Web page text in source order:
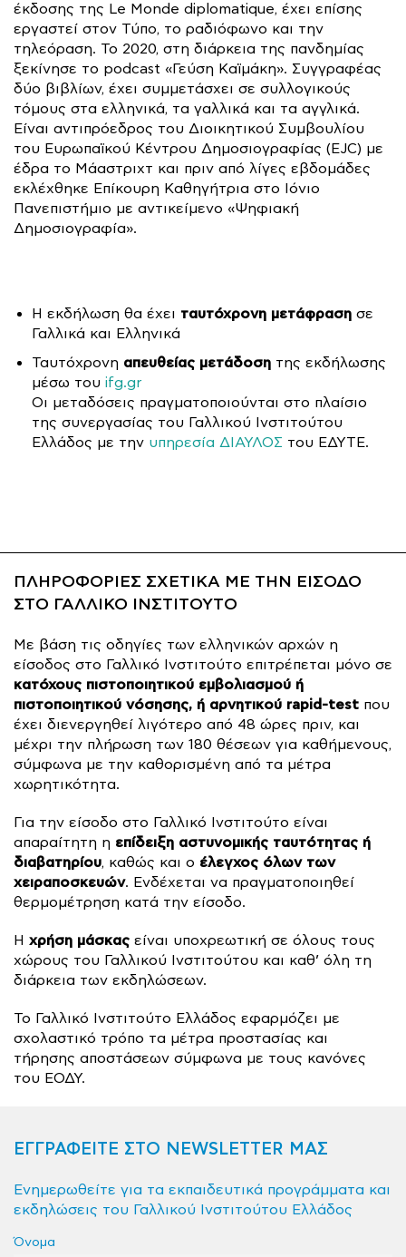
έκδοσης της Le Monde diplomatique, έχει επίσης
εργαστεί στον Τύπο, το ραδιόφωνο και την
τηλεόραση. To 2020, στη διάρκεια της πανδημίας
ξεκίνησε το podcast «Γεύση Καϊμάκη». Συγγραφέας
δύο βιβλίων, έχει συμμετάσχει σε συλλογικούς
τόμους στα ελληνικά, τα γαλλικά και τα αγγλικά.
Είναι αντιπρόεδρος του Διοικητικού Συμβουλίου
του Ευρωπαϊκού Κέντρου Δημοσιογραφίας (EJC) με
έδρα το Μάαστριχτ και πριν από λίγες εβδομάδες
εκλέχθηκε Επίκουρη Καθηγήτρια στο Ιόνιο
Πανεπιστήμιο με αντικείμενο «Ψηφιακή
Δημοσιογραφία».
Η εκδήλωση θα έχει ταυτόχρονη μετάφραση σε
Γαλλικά και Ελληνικά
Ταυτόχρονη απευθείας μετάδοση της εκδήλωσης
μέσω του ifg.gr
Οι μεταδόσεις πραγματοποιούνται στο πλαίσιο
της συνεργασίας του Γαλλικού Ινστιτούτου
Ελλάδος με την υπηρεσία ΔΙΑΥΛΟΣ του ΕΔΥΤΕ.
ΠΛΗΡΟΦΟΡΙΕΣ ΣΧΕΤΙΚΑ ΜΕ ΤΗΝ ΕΙΣΟΔΟ
ΣΤΟ ΓΑΛΛΙΚΟ ΙΝΣΤΙΤΟΥΤΟ
Με βάση τις οδηγίες των ελληνικών αρχών η
είσοδος στο Γαλλικό Ινστιτούτο επιτρέπεται μόνο σε
κατόχους πιστοποιητικού εμβολιασμού ή
πιστοποιητικού νόσησης, ή αρνητικού rapid-test που
έχει διενεργηθεί λιγότερο από 48 ώρες πριν, και
μέχρι την πλήρωση των 180 θέσεων για καθήμενους,
σύμφωνα με την καθορισμένη από τα μέτρα
χωρητικότητα.
Για την είσοδο στο Γαλλικό Ινστιτούτο είναι
απαραίτητη η επίδειξη αστυνομικής ταυτότητας ή
διαβατηρίου, καθώς και ο έλεγχος όλων των
χειραποσκευών. Ενδέχεται να πραγματοποιηθεί
θερμομέτρηση κατά την είσοδο.
Η χρήση μάσκας είναι υποχρεωτική σε όλους τους
χώρους του Γαλλικού Ινστιτούτου και καθ’ όλη τη
διάρκεια των εκδηλώσεων.
Το Γαλλικό Ινστιτούτο Ελλάδος εφαρμόζει με
σχολαστικό τρόπο τα μέτρα προστασίας και
τήρησης αποστάσεων σύμφωνα με τους κανόνες
του ΕΟΔΥ.
ΕΓΓΡΑΦΕΙΤΕ ΣΤΟ NEWSLETTER ΜΑΣ
Ενημερωθείτε για τα εκπαιδευτικά προγράμματα και
εκδηλώσεις του Γαλλικού Ινστιτούτου Ελλάδος
Όνομα